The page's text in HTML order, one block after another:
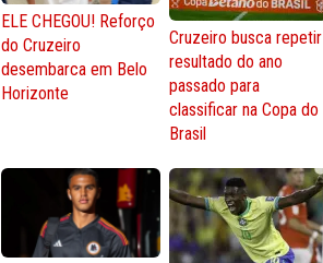
ELE CHEGOU! Reforço
do Cruzeiro
desembarca em Belo
Horizonte
Cruzeiro busca repetir
resultado do ano
passado para
classificar na Copa do
Brasil